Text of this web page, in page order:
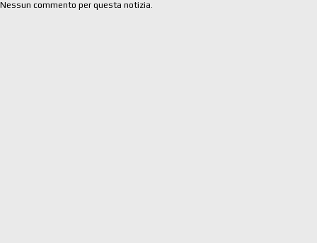
Nessun commento per questa notizia.